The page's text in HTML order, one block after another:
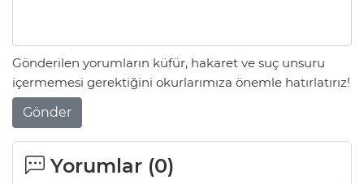
Gönderilen yorumların küfür, hakaret ve suç unsuru
içermemesi gerektiğini okurlarımıza önemle hatırlatırız!
Gönder
Yorumlar (0)